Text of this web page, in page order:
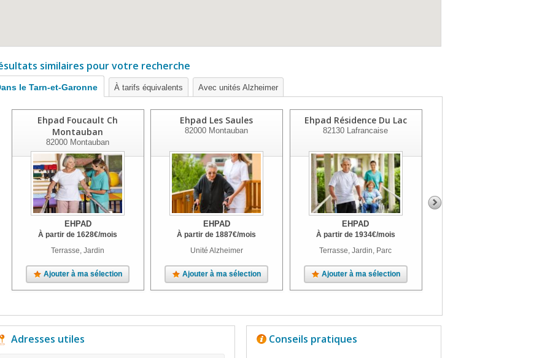
similaires pour votre recherche
le Tarn-et-Garonne À tarifs équivalents Avec unités Alzheimer
Ehpad Foucault Ch
Montauban
82000 Montauban
EHPAD
À partir de 1628€/mois
Terrasse, Jardin
Ajouter à ma sélection
Ehpad Les Saules
82000 Montauban
EHPAD
À partir de1887€/mois
Unité Alzheimer
Ajouter à ma sélection
Ehpad Résidence Du Lac
82130 Lafrancaise
EHPAD
À partir de 1934€/mois
Terrasse, Jardin, Parc
Ajouter à ma sélection
Adresses utiles Conseils pratiques